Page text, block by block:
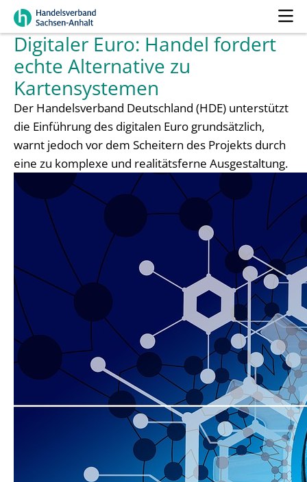
Digitaler Euro: Handel fordert
echte Alternative zu
Kartensystemen
Der Handelsverband Deutschland (HDE) unterstützt
die Einführung des digitalen Euro grundsätzlich,
warnt jedoch vor dem Scheitern des Projekts durch
eine zu komplexe und realitätsferne Ausgestaltung.